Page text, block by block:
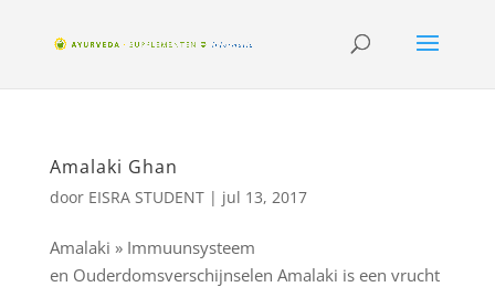
Amalaki Ghan
door EISRA STUDENT| jul 13, 2017
Amalaki » Immuunsysteem
en Ouderdomsverschijnselen Amalaki is een vrucht